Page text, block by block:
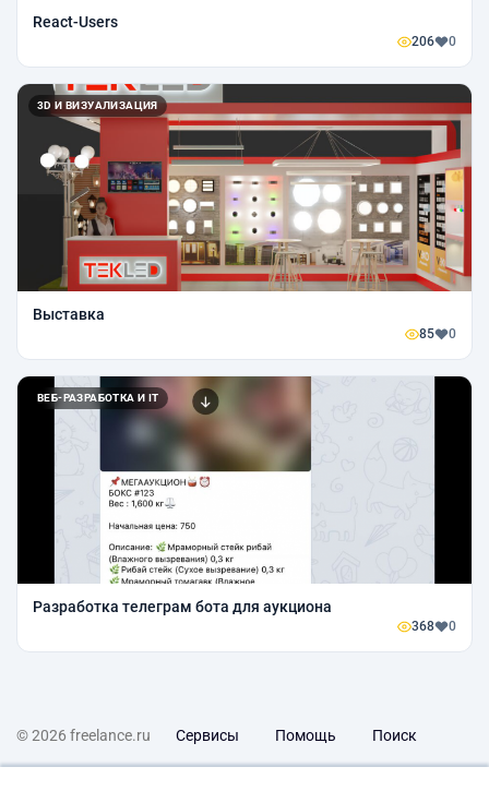
React-Users
206 0
3D И ВИЗУАЛИЗАЦИЯ
Выставка
85 0
ВЕБ-РАЗРАБОТКА И IT
Разработка телеграм бота для аукциона
368 0
© 2026 freelance.ru Сервисы Помощь Поиск